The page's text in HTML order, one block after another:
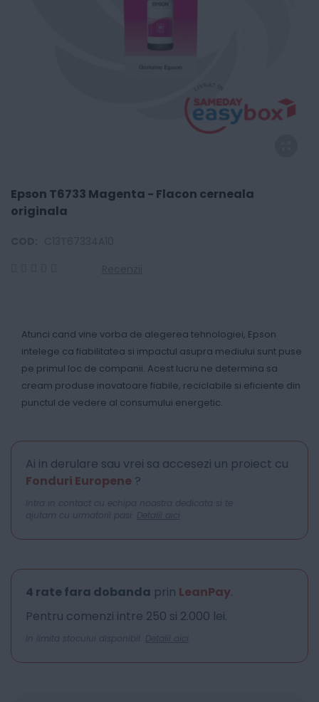
Epson T6733 Magenta - Flacon cerneala
originala
Atunci cand vine vorba de alegerea tehnologiei, Epson
intelege ca fiabilitatea si impactul asupra mediului sunt puse
pe primul loc de companii. Acest lucru ne determina sa
cream produse inovatoare fiabile, reciclabile si eficiente din
punctul de vedere al consumului energetic.
Ai in derulare sau vrei sa accesezi un proiect cu
Fonduri Europene ?
Intra in contact cu echipa noastra dedicata si te
ajutam cu urmatorii pasi. Detalii aici
4 rate fara dobanda prin LeanPay.
Pentru comenzi intre 250 si 2.000 lei.
In limita stocului disponibil. Detalii aici